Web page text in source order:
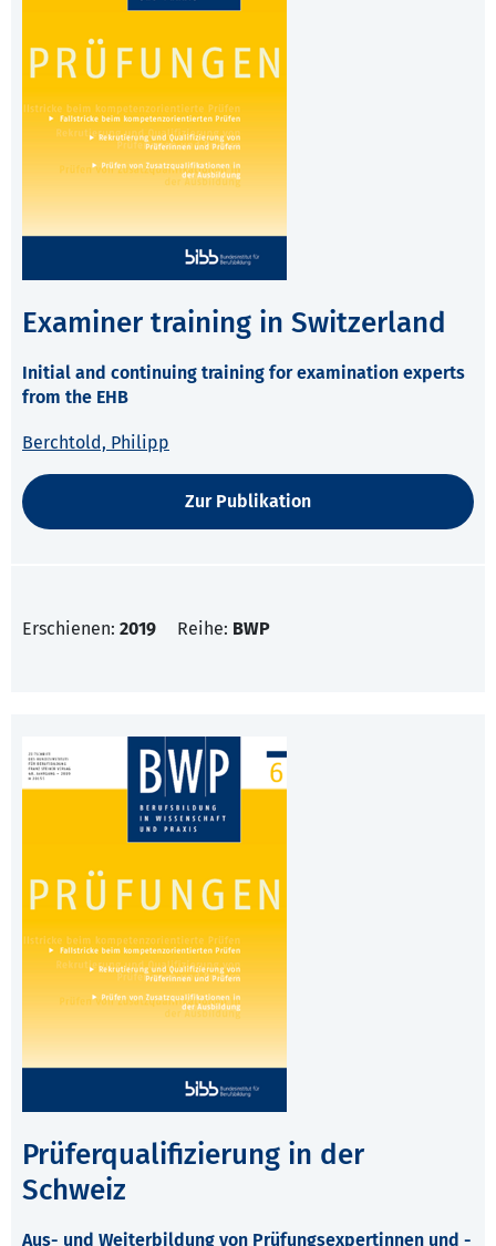
Examiner training in Switzerland
Initial and continuing training for examination experts
from the EHB
Berchtold, Philipp
Zur Publikation
Erschienen: 2019 Reihe: BWP
Prüferqualifizierung in der
Schweiz
Aus- und Weiterbildung von Prüfungsexpertinnen und -